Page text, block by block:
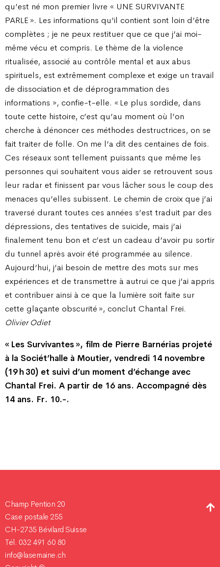
qu’est né mon premier livre « UNE SURVIVANTE
PARLE ». Les informations qu’il contient sont loin d’être
complètes ; je ne peux restituer que ce que j’ai moi-
même vécu et compris. Le thème de la violence
ritualisée, associé au contrôle mental et aux abus
spirituels, est extrêmement complexe et exige un travail
de dissociation et de déprogrammation des
informations », confie-t-elle. « Le plus sordide, dans
toute cette histoire, c’est qu’au moment où l’on
cherche à dénoncer ces méthodes destructrices, on se
fait traiter de folle. On me l’a dit des centaines de fois.
Ces réseaux sont tellement puissants que même les
personnes qui souhaitent vous aider se retrouvent sous
leur radar et finissent par vous lâcher sous le coup des
menaces qu’elles subissent. Le chemin de croix que j’ai
traversé durant toutes ces années s’est traduit par des
dépressions, des tentatives de suicide, mais j’ai
finalement tenu bon et c’est un cadeau d’avoir pu sortir
du tunnel après avoir été programmée au silence.
Aujourd’hui, j’ai besoin de mettre des mots sur mes
expériences et de transmettre à autrui ce que j’ai appris
et contribuer ainsi à ce que la lumière soit faite sur
cette glaçante obscurité », conclut Chantal Frei.
Olivier Odiet
« Les Survivantes », film de Pierre Barnérias projeté
à la Sociét’halle à Moutier, vendredi 14 novembre
(19 h 30) et suivi d’un moment d’échange avec
Chantal Frei. A partir de 16 ans. Accompagné dès
14 ans. Fr. 10.-.
Champ Pention 20
Case postale 255
CH-2735 Bévilard Suisse
Tél. 032 491 60 80
info@lasemaine.ch